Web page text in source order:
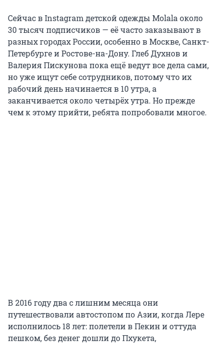
Сейчас в Instagram детской одежды Molala около
30 тысяч подписчиков — её часто заказывают в
разных городах России, особенно в Москве, Санкт-
Петербурге и Ростове-на-Дону. Глеб Духнов и
Валерия Пискунова пока ещё ведут все дела сами,
но уже ищут себе сотрудников, потому что их
рабочий день начинается в 10 утра, а
заканчивается около четырёх утра. Но прежде
чем к этому прийти, ребята попробовали многое.
В 2016 году два с лишним месяца они
путешествовали автостопом по Азии, когда Лере
исполнилось 18 лет: полетели в Пекин и оттуда
пешком, без денег дошли до Пхукета,